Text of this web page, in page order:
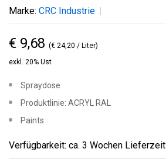
Marke: CRC Industrie
€ 9,68 (€ 24,20 / Liter)
exkl. 20% Ust
Spraydose
Produktlinie: ACRYL RAL
Paints
Verfügbarkeit: ca. 3 Wochen Lieferzeit